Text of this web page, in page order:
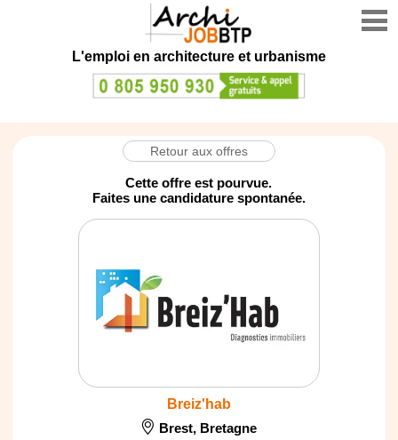
L'emploi en architecture et urbanisme
Retour aux offres
Cette offre est pourvue.
Faites une candidature spontanée.
Breiz'hab
Brest, Bretagne